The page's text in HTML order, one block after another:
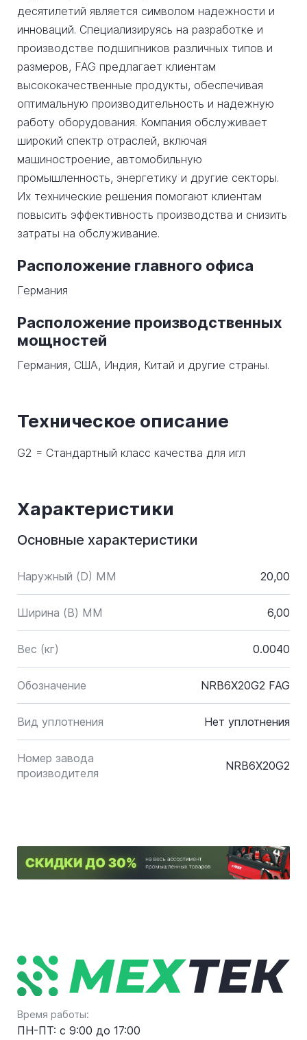
десятилетий является символом надежности и
инноваций. Специализируясь на разработке и
производстве подшипников различных типов и
размеров, FAG предлагает клиентам
высококачественные продукты, обеспечивая
оптимальную производительность и надежную
работу оборудования. Компания обслуживает
широкий спектр отраслей, включая
машиностроение, автомобильную
промышленность, энергетику и другие секторы.
Их технические решения помогают клиентам
повысить эффективность производства и снизить
затраты на обслуживание.
Расположение главного офиса
Германия
Расположение производственных
мощностей
Германия, США, Индия, Китай и другие страны.
Техническое описание
G2 = Стандартный класс качества для игл
Характеристики
Основные характеристики
Наружный (D) ММ 20,00
Ширина (B) MM 6,00
Вес (кг) 0.0040
Обозначение NRB6X20G2 FAG
Вид уплотнения Нет уплотнения
Номер завода
производителя
NRB6X20G2
Время работы:
ПН-ПТ: с 9:00 до 17:00